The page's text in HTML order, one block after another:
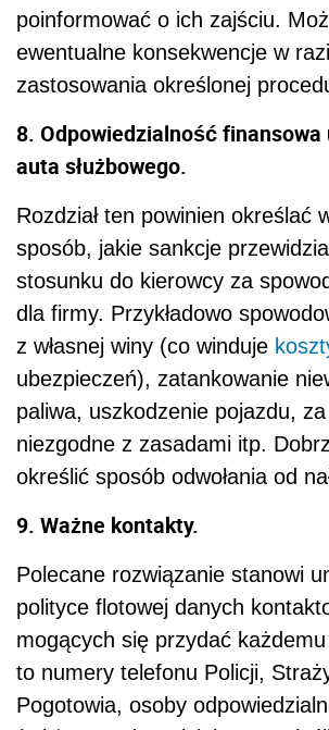
poinformować o ich zajściu.
ewentualne konsekwencje w
zastosowania określonej
8. Odpowiedzialność finansowa
auta służbowego.
Rozdział ten powinien określać
sposób, jakie sankcje
stosunku do kierowcy za
dla firmy. Przykładowo
z własnej winy (co winduje
ubezpieczeń), zatankowanie
paliwa, uszkodzenie pojazdu,
niezgodne z zasadami itp.
określić sposób odwołania od
9. Ważne kontakty.
Polecane rozwiązanie stanowi
polityce flotowej danych
mogących się przydać
to numery telefonu Policji,
Pogotowia, osoby